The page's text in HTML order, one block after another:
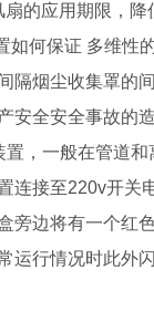
的应用期限，降
如何保证 多维性
隔烟尘收集罩的
安全安全事故的造
置，一般在管道
连接至220v开关
旁边将有一个红
运行情况时此外